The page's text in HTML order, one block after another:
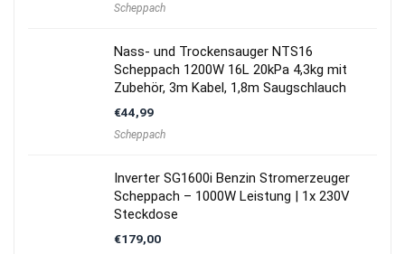
Scheppach
Nass- und Trockensauger NTS16
Scheppach 1200W 16L 20kPa 4,3kg mit
Zubehör, 3m Kabel, 1,8m Saugschlauch
€44,99
Scheppach
Inverter SG1600i Benzin Stromerzeuger
Scheppach – 1000W Leistung | 1x 230V
Steckdose
€179,00